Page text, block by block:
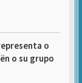
o
o su grupo